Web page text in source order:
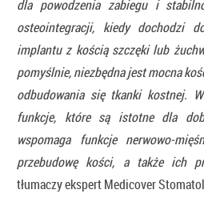
dla powodzenia zabiegu i
osteointegracji, kiedy dochodzi
implantu z kością szczęki lub
pomyślnie, niezbędna jest mocna
odbudowania się tkanki kostnej.
funkcje, które są istotne dla
wspomaga funkcje nerwowo-
przebudowę kości, a także ich
tłumaczy ekspert Medicover